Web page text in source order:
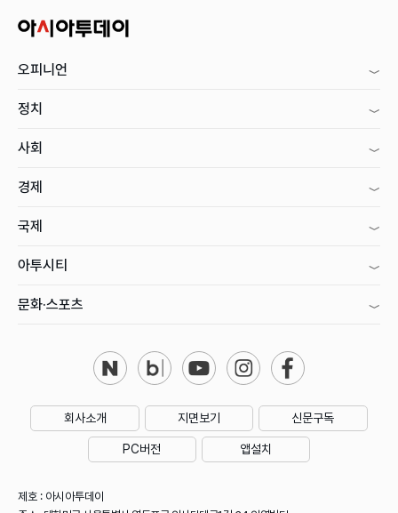
오피니언
정치
사회
경제
국제
아투시티
문화·스포츠
회사소개 지면보기 신문구독
PC버전 앱설치
제호 : 아시아투데이